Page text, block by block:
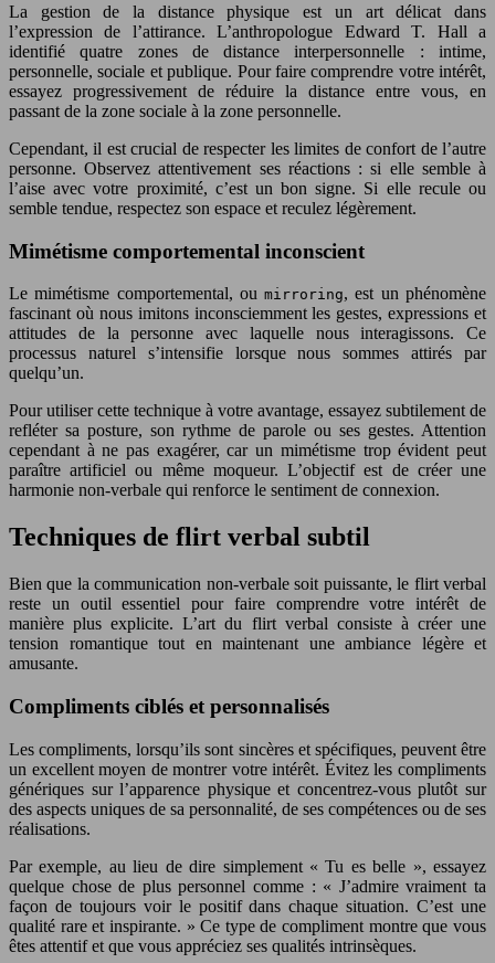
La gestion de la distance physique est un art délicat dans
l’expression de l’attirance. L’anthropologue Edward T. Hall a
identifié quatre zones de distance interpersonnelle : intime,
personnelle, sociale et publique. Pour faire comprendre votre intérêt,
essayez progressivement de réduire la distance entre vous, en
passant de la zone sociale à la zone personnelle.
Cependant, il est crucial de respecter les limites de confort de l’autre
personne. Observez attentivement ses réactions : si elle semble à
l’aise avec votre proximité, c’est un bon signe. Si elle recule ou
semble tendue, respectez son espace et reculez légèrement.
Mimétisme comportemental inconscient
Le mimétisme comportemental, oumirroring, est un phénomène
fascinant où nous imitons inconsciemment les gestes, expressions et
attitudes de la personne avec laquelle nous interagissons. Ce
processus naturel s’intensifie lorsque nous sommes attirés par
quelqu’un.
Pour utiliser cette technique à votre avantage, essayez subtilement de
refléter sa posture, son rythme de parole ou ses gestes. Attention
cependant à ne pas exagérer, car un mimétisme trop évident peut
paraître artificiel ou même moqueur. L’objectif est de créer une
harmonie non-verbale qui renforce le sentiment de connexion.
Techniques de flirt verbal subtil
Bien que la communication non-verbale soit puissante, le flirt verbal
reste un outil essentiel pour faire comprendre votre intérêt de
manière plus explicite. L’art du flirt verbal consiste à créer une
tension romantique tout en maintenant une ambiance légère et
amusante.
Compliments ciblés et personnalisés
Les compliments, lorsqu’ils sont sincères et spécifiques, peuvent être
un excellent moyen de montrer votre intérêt. Évitez les compliments
génériques sur l’apparence physique et concentrez-vous plutôt sur
des aspects uniques de sa personnalité, de ses compétences ou de ses
réalisations.
Par exemple, au lieu de dire simplement « Tu es belle », essayez
quelque chose de plus personnel comme : « J’admire vraiment ta
façon de toujours voir le positif dans chaque situation. C’est une
qualité rare et inspirante. » Ce type de compliment montre que vous
êtes attentif et que vous appréciez ses qualités intrinsèques.